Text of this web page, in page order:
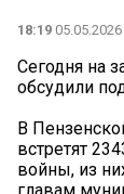
18:19
Сегодня на
обсудили
В
встретят
войны, из